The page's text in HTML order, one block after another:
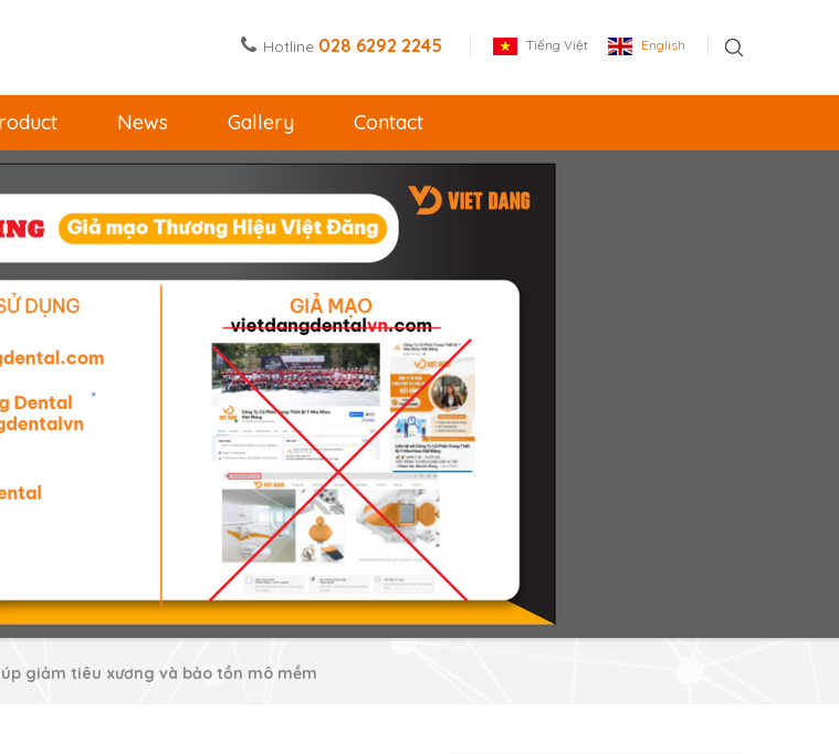
Hotline 028 6292 2245 Tiếng Việt English
News Gallery Contact
giảm tiêu xương và bảo tồn mô mềm